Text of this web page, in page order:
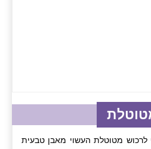
לרכוש מטוטלת העשוי מאבן טבעית